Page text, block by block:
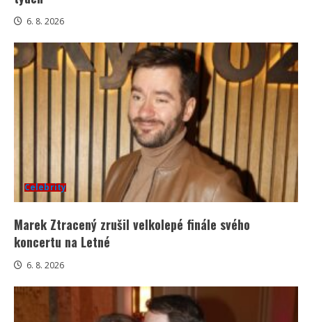
6. 8. 2026
Celebrity
Marek Ztracený zrušil velkolepé finále svého
koncertu na Letné
6. 8. 2026